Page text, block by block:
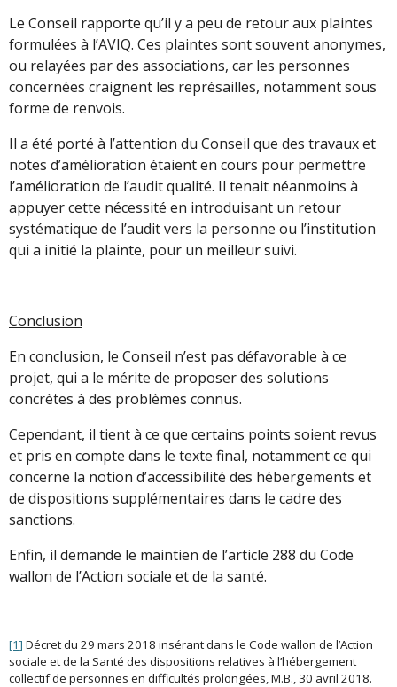
Le Conseil rapporte qu’il y a peu de retour aux plaintes
formulées à l’AVIQ. Ces plaintes sont souvent anonymes,
ou relayées par des associations, car les personnes
concernées craignent les représailles, notamment sous
forme de renvois.
Il a été porté à l’attention du Conseil que des travaux et
notes d’amélioration étaient en cours pour permettre
l’amélioration de l’audit qualité. Il tenait néanmoins à
appuyer cette nécessité en introduisant un retour
systématique de l’audit vers la personne ou l’institution
qui a initié la plainte, pour un meilleur suivi.
Conclusion
En conclusion, le Conseil n’est pas défavorable à ce
projet, qui a le mérite de proposer des solutions
concrètes à des problèmes connus.
Cependant, il tient à ce que certains points soient revus
et pris en compte dans le texte final, notamment ce qui
concerne la notion d’accessibilité des hébergements et
de dispositions supplémentaires dans le cadre des
sanctions.
Enfin, il demande le maintien de l’article 288 du Code
wallon de l’Action sociale et de la santé.
[1] Décret du 29 mars 2018 insérant dans le Code wallon de l’Action
sociale et de la Santé des dispositions relatives à l’hébergement
collectif de personnes en difficultés prolongées, M.B., 30 avril 2018.